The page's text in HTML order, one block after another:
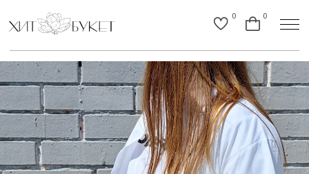
Назад